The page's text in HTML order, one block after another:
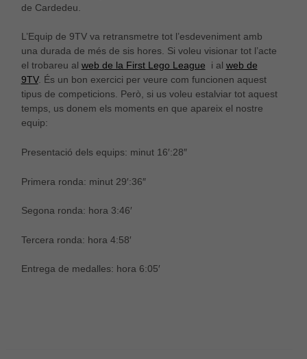
de Cardedeu.
L’Equip de 9TV va retransmetre tot l’esdeveniment amb
una durada de més de sis hores. Si voleu visionar tot l’acte
el trobareu al web de la First Lego League i al web de
9TV. És un bon exercici per veure com funcionen aquest
tipus de competicions. Però, si us voleu estalviar tot aquest
temps, us donem els moments en que apareix el nostre
equip:
Presentació dels equips: minut 16′:28″
Primera ronda: minut 29′:36″
Segona ronda: hora 3:46′
Tercera ronda: hora 4:58′
Entrega de medalles: hora 6:05′